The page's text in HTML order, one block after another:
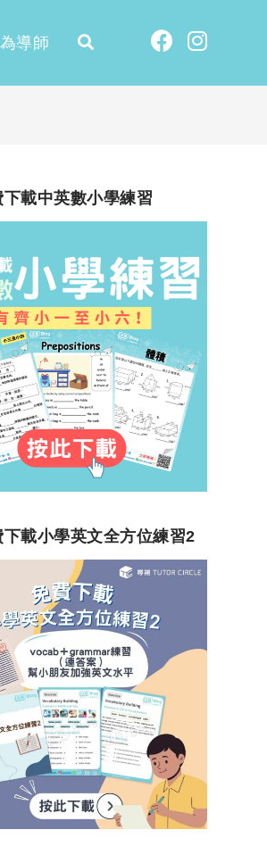
導師
下載中英數小學練習
下載小學英文全方位練習2